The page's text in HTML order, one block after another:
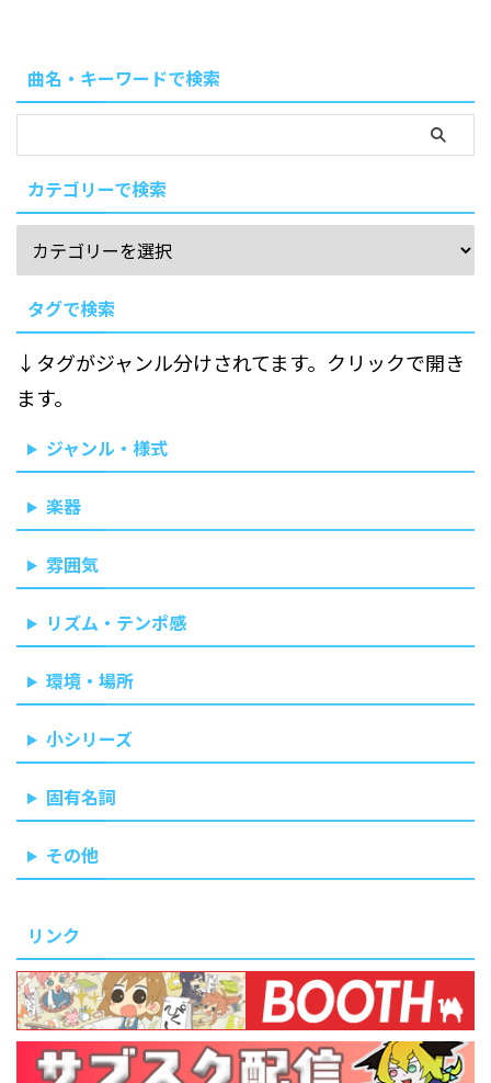
曲名・キーワードで検索
カテゴリーで検索
タグで検索
↓タグがジャンル分けされてます。クリックで開き
ます。
ジャンル・様式
楽器
雰囲気
リズム・テンポ感
環境・場所
小シリーズ
固有名詞
その他
リンク